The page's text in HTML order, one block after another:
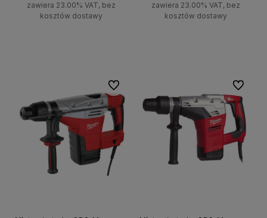
zawiera 23.00% VAT, bez
kosztów dostawy
zawiera 23.00% VAT, bez
kosztów dostawy
Do ulubionych Do